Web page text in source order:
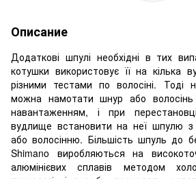
Описание
Додаткові шпулі необхідні в тих
котушки використовує її на кілька
різними тестами по волосіні. Тоді
можна намотати шнур або
навантаженням, і при
вудлище встановити на неї шпулю з
або волосінню. Більшість шпуль до
Shimano виробляються на
алюмінієвих сплавів методом